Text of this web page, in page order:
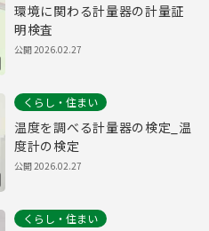
環境に関わる計量器の計量証
明検査
公開2026.02.27
くらし・住まい
温度を調べる計量器の検定_温
度計の検定
公開2026.02.27
くらし・住まい